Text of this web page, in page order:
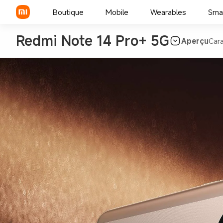
Boutique Mobile
Série REDMI
Smartphones POCO
Wearables
Redmi Note 14 Pro+ 5G Aperçu